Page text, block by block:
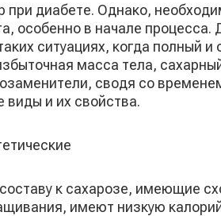
при диабете. Однако,
особенно в начале процесса.
ситуациях, когда полный
масса тела,
сводя со
и их свойства.
к сахарозе, имеющие
имеют низкую